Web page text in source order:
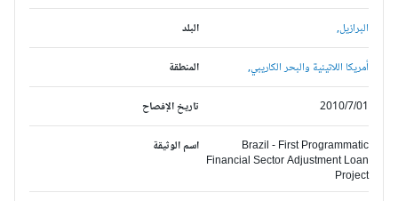
البلد البرازيل,
المنطقة أمريكا اللاتينية والبحر الكاريبي,
تاريخ الإفصاح 2010/7/01
اسم الوثيقة
Brazil - First Programmatic
Financial Sector Adjustment Loan
Project